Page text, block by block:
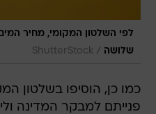
לפי השלטון המקומי, מחיר
שלושה /
ShutterStock
כמו כן, הוסיפו בשלטון
פנייתם למבקר המדינה